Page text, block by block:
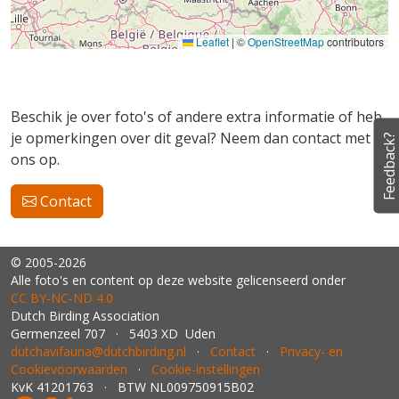
Leaflet| ©OpenStreetMapcontributors
Beschik je over foto's of andere extra informatie of heb
je opmerkingen over dit geval? Neem dan contact met
ons op.
Contact
© 2005-2026
Alle foto's en content op deze website gelicenseerd onder
CC BY‑NC‑ND 4.0
Dutch Birding Association
Germenzeel 707 · 5403 XD Uden
dutchavifauna@dutchbirding.nl · Contact · Privacy- en
Cookievoorwaarden · Cookie-instellingen
KvK 41201763 · BTW NL009750915B02
Feedback?